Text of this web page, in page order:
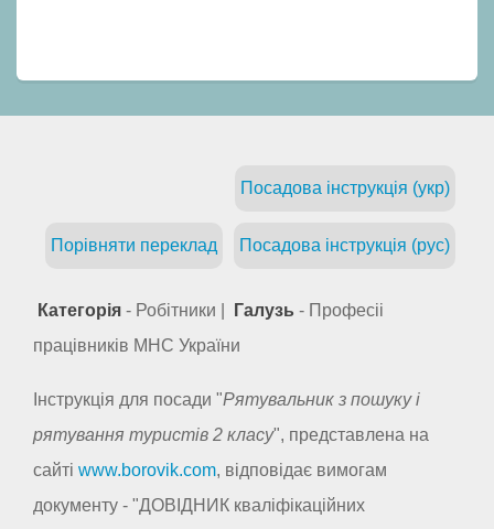
Посадова інструкція (укр)
Посадова інструкція (рус)
Порівняти переклад
Категорія - Робітники | Галузь - Професіі
працівників МНС України
Інструкція для посади "Рятувальник з пошуку і
рятування туристів 2 класу", представлена на
сайті www.borovik.com, відповідає вимогам
документу - "ДОВІДНИК кваліфікаційних